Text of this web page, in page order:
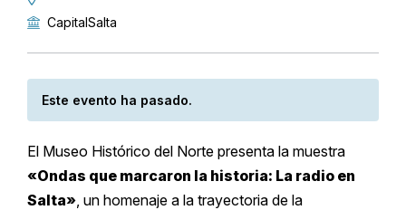
CapitalSalta
Este evento ha pasado.
El Museo Histórico del Norte presenta la muestra
«Ondas que marcaron la historia: La radio en
Salta», un homenaje a la trayectoria de la